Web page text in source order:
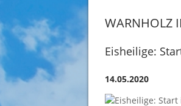
WARNHOLZ
Eisheilige:
14.05.2020